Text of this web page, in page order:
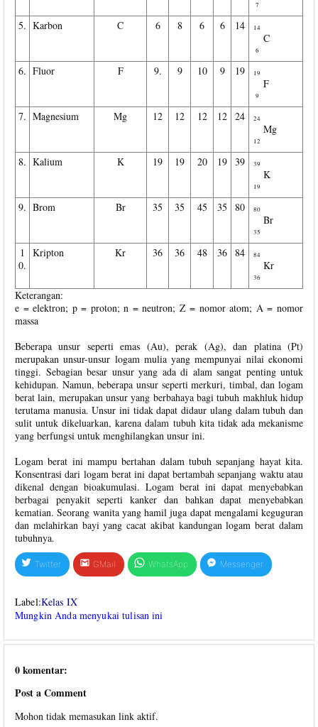
7
5. Karbon C 6 8 6 6 14 14
C
6
6. Fluor F 9. 9 10 9 19 19
F
9
7. Magnesium Mg 12 12 12 12 24 24
Mg
12
8. Kalium K 19 19 20 19 39 39
K
19
9. Brom Br 35 35 45 35 80 80
Br
35
1
0.
Kripton Kr 36 36 48 36 84 84
Kr
36
Keterangan:
e = elektron; p = proton; n = neutron; Z = nomor atom; A = nomor
massa
Beberapa unsur seperti emas (Au), perak (Ag), dan platina (Pt)
merupakan unsur-unsur logam mulia yang mempunyai nilai ekonomi
tinggi. Sebagian besar unsur yang ada di alam sangat penting untuk
kehidupan. Namun, beberapa unsur seperti merkuri, timbal, dan logam
berat lain, merupakan unsur yang berbahaya bagi tubuh makhluk hidup
terutama manusia. Unsur ini tidak dapat didaur ulang dalam tubuh dan
sulit untuk dikeluarkan, karena dalam tubuh kita tidak ada mekanisme
yang berfungsi untuk menghilangkan unsur ini.
Logam berat ini mampu bertahan dalam tubuh sepanjang hayat kita.
Konsentrasi dari logam berat ini dapat bertambah sepanjang waktu atau
dikenal dengan bioakumulasi. Logam berat ini dapat menyebabkan
berbagai penyakit seperti kanker dan bahkan dapat menyebabkan
kematian. Seorang wanita yang hamil juga dapat mengalami keguguran
dan melahirkan bayi yang cacat akibat kandungan logam berat dalam
tubuhnya.
Twitter GMail WhatsApp Messenger
Label:Kelas IX
Mungkin Anda menyukai tulisan ini
0 komentar:
Post a Comment
Mohon tidak memasukan link aktif.